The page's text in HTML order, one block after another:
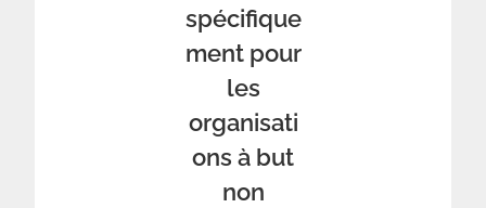
spécifique
ment pour
les
organisati
ons à but
non